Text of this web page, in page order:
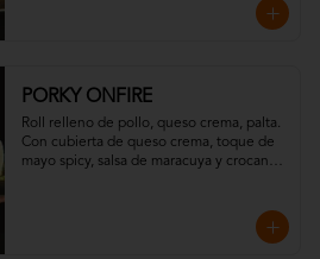
PORKY ONFIRE
Roll relleno de pollo, queso crema, palta.
Con cubierta de queso crema, toque de
mayo spicy, salsa de maracuya y crocante